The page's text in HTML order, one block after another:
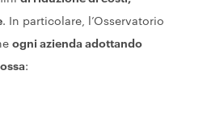
. In particolare, l’Osservatorio
ogni azienda adottando
: